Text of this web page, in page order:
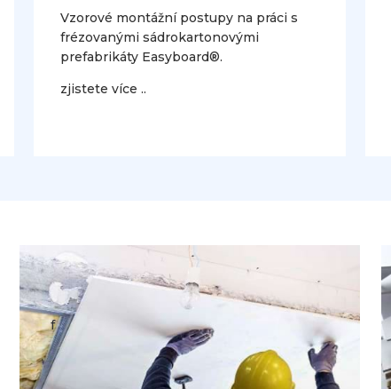
Vzorové montážní postupy na práci s
frézovanými sádrokartonovými
prefabrikáty Easyboard®.
zjistete více ..
f